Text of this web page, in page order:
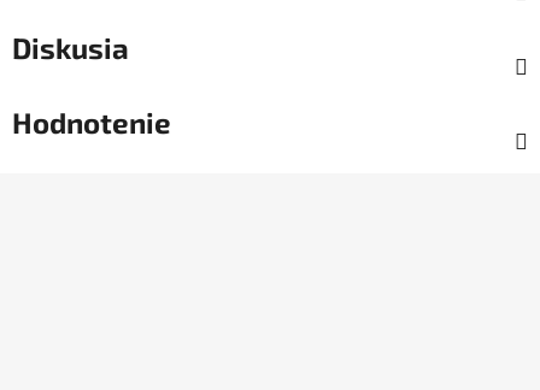
Diskusia
Hodnotenie